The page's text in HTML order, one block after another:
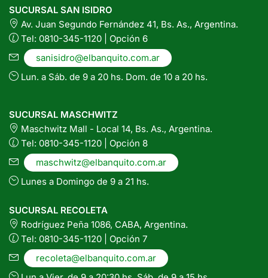
SUCURSAL SAN ISIDRO
Av. Juan Segundo Fernández 41, Bs. As., Argentina.
Tel: 0810-345-1120 | Opción 6
sanisidro@elbanquito.com.ar
Lun. a Sáb. de 9 a 20 hs. Dom. de 10 a 20 hs.
SUCURSAL MASCHWITZ
Maschwitz Mall - Local 14, Bs. As., Argentina.
Tel: 0810-345-1120 | Opción 8
maschwitz@elbanquito.com.ar
Lunes a Domingo de 9 a 21 hs.
SUCURSAL RECOLETA
Rodríguez Peña 1086, CABA, Argentina.
Tel: 0810-345-1120 | Opción 7
recoleta@elbanquito.com.ar